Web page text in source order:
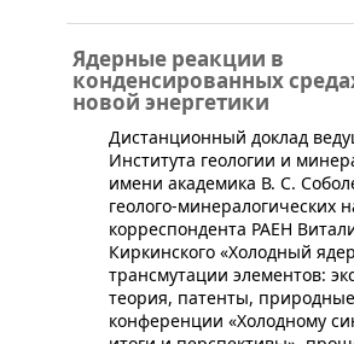
Ядерные реакции в
конденсированных
новой энергетики
​Дистанционный доклад
Института геологии и
имени академика В. С.
геолого-минералогических
корреспондента РАЕН
Киркинского «Холодный
трансмутации элементов:
теория, патенты,
конференции «Холодному